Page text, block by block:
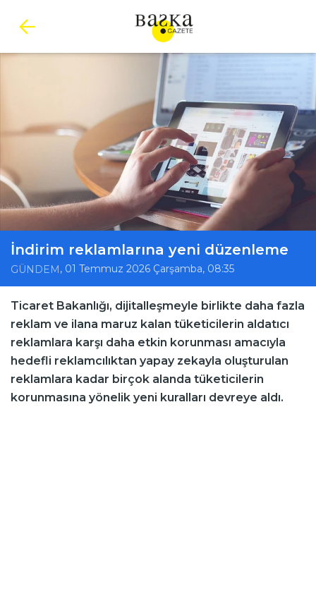
İndirim reklamlarına yeni düzenleme
GÜNDEM , 01 Temmuz 2026 Çarşamba, 08:35
Ticaret Bakanlığı, dijitalleşmeyle birlikte daha fazla
reklam ve ilana maruz kalan tüketicilerin aldatıcı
reklamlara karşı daha etkin korunması amacıyla
hedefli reklamcılıktan yapay zekayla oluşturulan
reklamlara kadar birçok alanda tüketicilerin
korunmasına yönelik yeni kuralları devreye aldı.